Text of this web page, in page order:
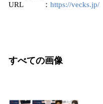
URL ： https://vecks.jp/
すべての画像